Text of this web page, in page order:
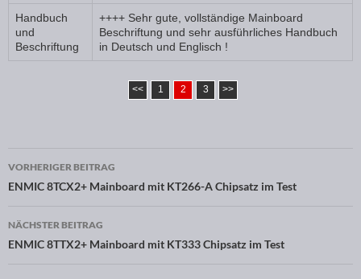
Handbuch
und
Beschriftung
++++ Sehr gute, vollständige Mainboard
Beschriftung und sehr ausführliches Handbuch
in Deutsch und Englisch !
<< 1 2 3 >>
Beitragsnavigation
VORHERIGER BEITRAG
ENMIC 8TCX2+ Mainboard mit KT266-A Chipsatz im Test
NÄCHSTER BEITRAG
ENMIC 8TTX2+ Mainboard mit KT333 Chipsatz im Test